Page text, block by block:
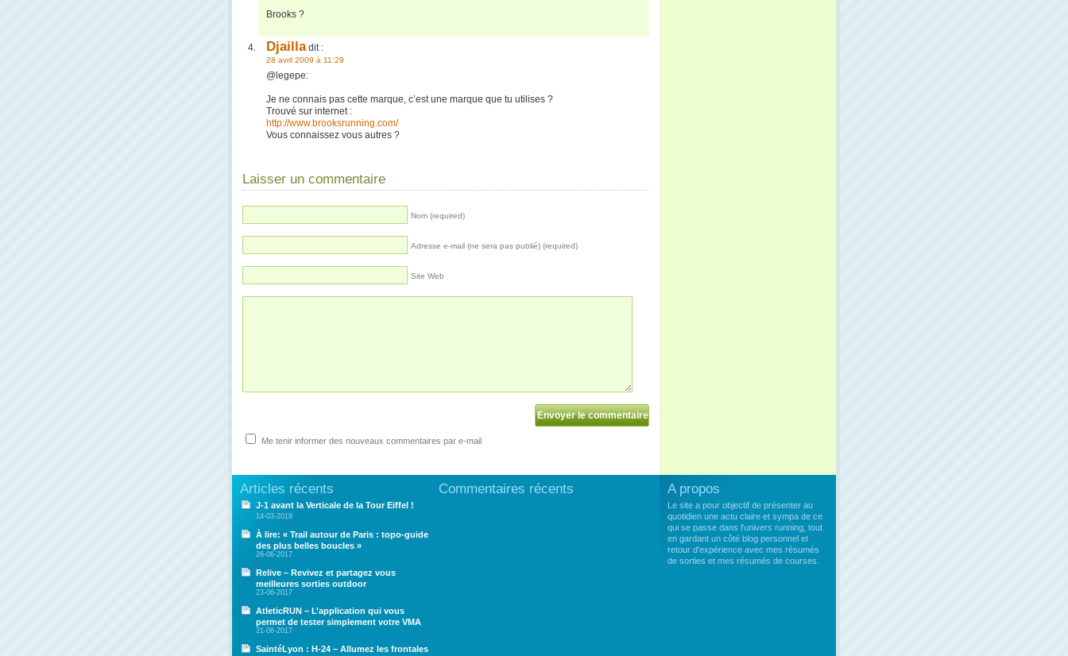
Brooks ?
Djailladit :
28 avril 2009 à 11:29
@legepe:
Je ne connais pas cette marque, c’est une marque que tu utilises ?
Trouvé sur internet :
http://www.brooksrunning.com/
Vous connaissez vous autres ?
Laisser un commentaire
Nom (required)
Adresse e-mail (ne sera pas publié) (required)
Site Web
Me tenir informer des nouveaux commentaires par e-mail
Articles récents
J-1 avant la Verticale de la Tour Eiffel !
14-03-2018
À lire: « Trail autour de Paris : topo-guide
des plus belles boucles »
26-06-2017
Relive – Revivez et partagez vous
meilleures sorties outdoor
23-06-2017
AtleticRUN – L’application qui vous
permet de tester simplement votre VMA
21-06-2017
SaintéLyon : H-24 – Allumez les frontales
Commentaires récents A propos
Le site a pour objectif de présenter au
quotidien une actu claire et sympa de ce
qui se passe dans l'univers running, tout
en gardant un côté blog personnel et
retour d'expérience avec mes résumés
de sorties et mes résumés de courses.